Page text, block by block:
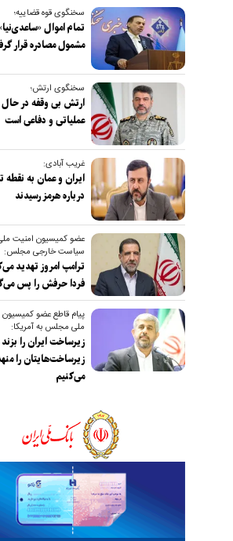
سخنگوی قوه قضاییه؛
تمام اموال
مشمول مصادره قرار
سخنگوی ارتش؛
ارتش بی وقفه در حال
عملیاتی و دفاعی است
غریب آبادی:
ایران و عمان به نقطه
درباره هرمز رسیدند
عضو کمیسیون امنیت
سیاست خارجی مجلس:
ترامپ امروز تهدید
فردا حرفش را پس
پیام قاطع عضو
ملی مجلس به آمریکا:
زیرساخت ایران را بزند
زیرساخت‌هایتان را
می‌کنیم